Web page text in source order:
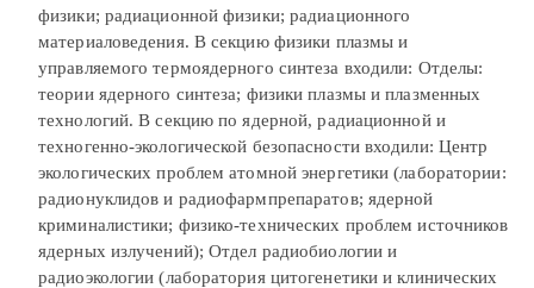
физики; радиационной физики; радиационного
материаловедения. В секцию физики плазмы и
управляемого термоядерного синтеза входили: Отделы:
теории ядерного синтеза; физики плазмы и плазменных
технологий. В секцию по ядерной, радиационной и
техногенно-экологической безопасности входили: Центр
экологических проблем атомной энергетики (лаборатории:
радионуклидов и радиофармпрепаратов; ядерной
криминалистики; физико-технических проблем источников
ядерных излучений); Отдел радиобиологии и
радиоэкологии (лаборатория цитогенетики и клинических